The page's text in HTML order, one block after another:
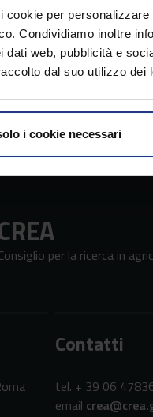
cookie per
Condividiamo inoltre
dati web, pubblicità e
dal suo utilizzo dei
i cookie necessari
per la ricerca in
Contatti
tel. + 39 06
email